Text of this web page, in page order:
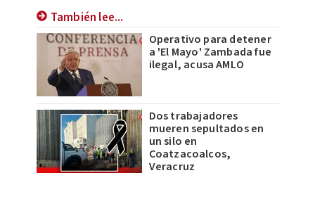
También lee...
Operativo para detener
a 'El Mayo' Zambada fue
ilegal, acusa AMLO
Dos trabajadores
mueren sepultados en
un silo en
Coatzacoalcos,
Veracruz